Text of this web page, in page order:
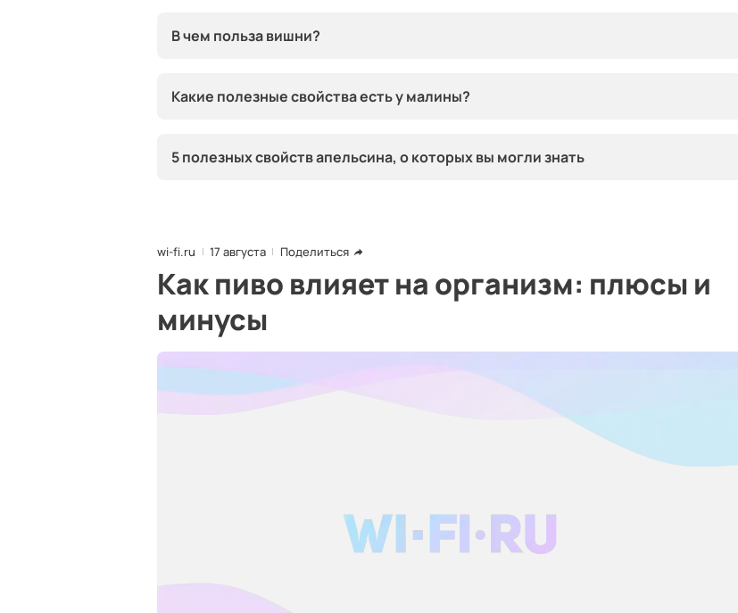
В чем польза вишни?
Какие полезные свойства есть у малины?
5 полезных свойств апельсина, о которых вы могли знать
wi-fi.ru 17 августа Поделиться
Как пиво влияет на организм: плюсы и
минусы